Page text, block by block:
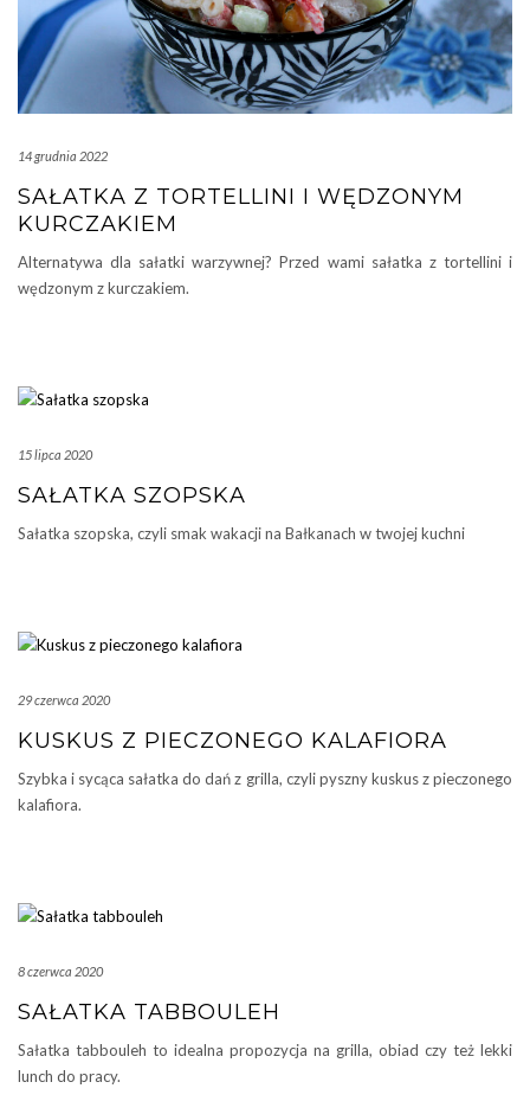
14 grudnia 2022
SAŁATKA Z TORTELLINI I WĘDZONYM
KURCZAKIEM
Alternatywa dla sałatki warzywnej? Przed wami sałatka z tortellini i
wędzonym z kurczakiem.
15 lipca 2020
SAŁATKA SZOPSKA
Sałatka szopska, czyli smak wakacji na Bałkanach w twojej kuchni
29 czerwca 2020
KUSKUS Z PIECZONEGO KALAFIORA
Szybka i sycąca sałatka do dań z grilla, czyli pyszny kuskus z pieczonego
kalafiora.
8 czerwca 2020
SAŁATKA TABBOULEH
Sałatka tabbouleh to idealna propozycja na grilla, obiad czy też lekki
lunch do pracy.